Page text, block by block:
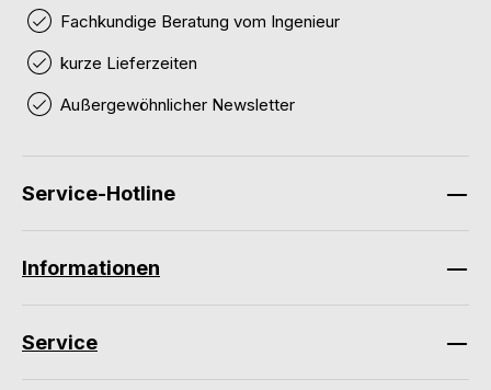
Fachkundige Beratung vom Ingenieur
kurze Lieferzeiten
Außergewöhnlicher Newsletter
Service-Hotline
Informationen
Service